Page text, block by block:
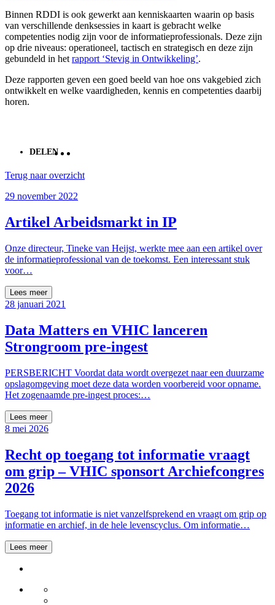
Binnen RDDI is ook gewerkt aan kenniskaarten waarin op basis
van verschillende denksessies in kaart is gebracht welke
competenties nodig zijn voor de informatieprofessionals. Deze zijn
op drie niveaus: operationeel, tactisch en strategisch en deze zijn
gebundeld in hetrapport ‘Stevig in Ontwikkeling’.
Deze rapporten geven een goed beeld van hoe ons vakgebied zich
ontwikkelt en welke vaardigheden, kennis en competenties daarbij
horen.
DELEN
Terug naar overzicht
29 november 2022
Artikel Arbeidsmarkt in IP
Onze directeur, Tineke van Heijst, werkte mee aan een artikel over
de informatieprofessional van de toekomst. Een interessant stuk
voor…
Lees meer
28 januari 2021
Data Matters en VHIC lanceren
Strongroom pre-ingest
PERSBERICHT Voordat data wordt overgezet naar een duurzame
opslagomgeving moet deze data worden voorbereid voor opname.
Het zogenaamde pre-ingest proces:…
Lees meer
8 mei 2026
Recht op toegang tot informatie vraagt
om grip – VHIC sponsort Archiefcongres
2026
Toegang tot informatie is niet vanzelfsprekend en vraagt om grip op
informatie en archief, in de hele levenscyclus. Om informatie…
Lees meer